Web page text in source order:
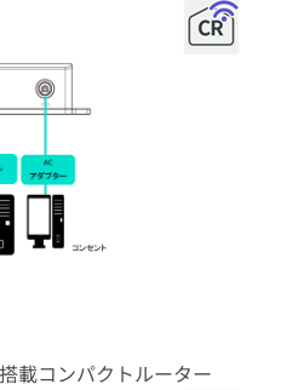
載コンパクトルーター